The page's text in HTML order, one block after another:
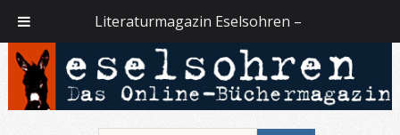
Literaturmagazin Eselsohren –